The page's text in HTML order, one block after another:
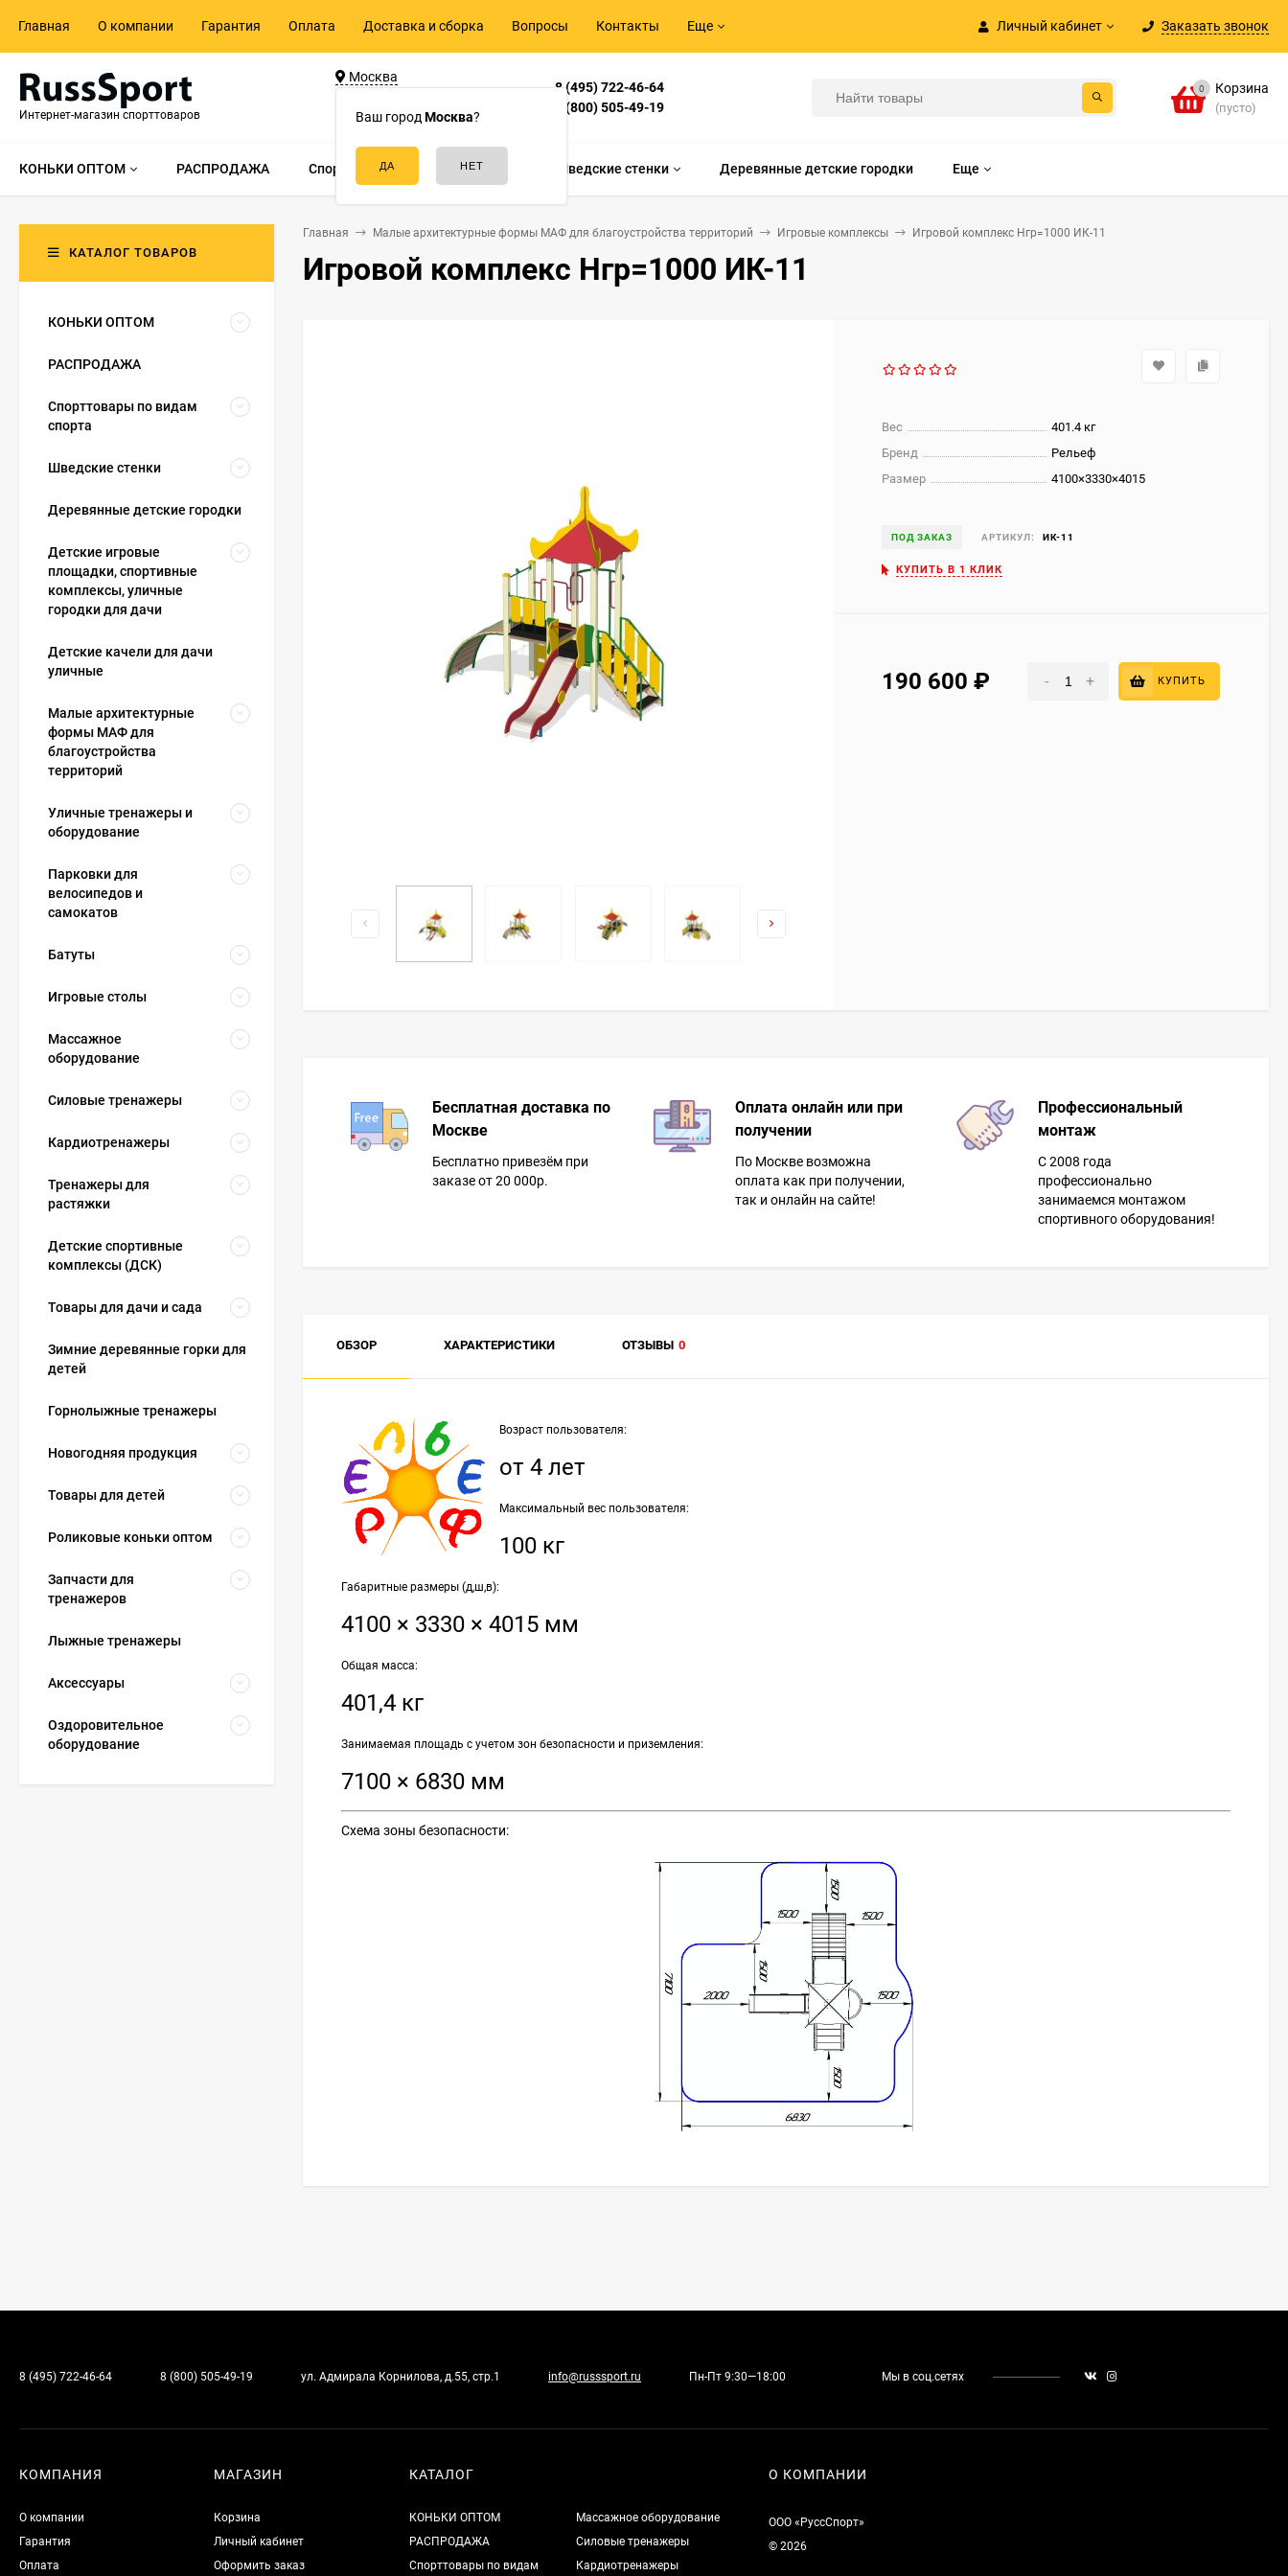
Личный кабинет Заказать звонок
Главная О компании Гарантия Оплата Доставка и сборка Вопросы Контакты Еще
Интернет-магазин спорттоваров
Москва
Ваш город Москва?
д.55, стр.1
8 (495) 722-46-64
8 (800) 505-49-19
0 Корзина
(пусто)
КОНЬКИ ОПТОМ РАСПРОДАЖА Спорттовары по видам спорта Шведские стенки Деревянные детские городки Еще
Главная Малые архитектурные формы МАФ для благоустройства территорий Игровые комплексы Игровой комплекс Нгр=1000 ИК-11
Игровой комплекс Нгр=1000 ИК-11
Вес
401.4 кг
Бренд
Рельеф
Размер
4100×3330×4015
ПОД ЗАКАЗ АРТИКУЛ: ИК-11
КУПИТЬ В 1 КЛИК
190 600 - + КУПИТЬ
Бесплатная доставка по
Москве
Бесплатно привезём при
заказе от 20 000р.
Оплата онлайн или при
получении
По Москве возможна
оплата как при получении,
так и онлайн на сайте!
Профессиональный
монтаж
С 2008 года
профессионально
занимаемся монтажом
спортивного оборудования!
ОБЗОР ХАРАКТЕРИСТИКИ ОТЗЫВЫ 0
Возраст пользователя:
от 4 лет
Максимальный вес пользователя:
100 кг
Габаритные размеры (д,ш,в):
4100 × 3330 × 4015 мм
Общая масса:
401,4 кг
Занимаемая площадь с учетом зон безопасности и приземления:
7100 × 6830 мм
Схема зоны безопасности:
КАТАЛОГ ТОВАРОВ
КОНЬКИ ОПТОМ
РАСПРОДАЖА
Спорттовары по видам
спорта
Шведские стенки
Деревянные детские городки
Детские игровые
площадки, спортивные
комплексы, уличные
городки для дачи
Детские качели для дачи
уличные
Малые архитектурные
формы МАФ для
благоустройства
территорий
Уличные тренажеры и
оборудование
Парковки для
велосипедов и
самокатов
Батуты
Игровые столы
Массажное
оборудование
Силовые тренажеры
Кардиотренажеры
Тренажеры для
растяжки
Детские спортивные
комплексы (ДСК)
Товары для дачи и сада
Зимние деревянные горки для
детей
Горнолыжные тренажеры
Новогодняя продукция
Товары для детей
Роликовые коньки оптом
Запчасти для
тренажеров
Лыжные тренажеры
Аксессуары
Оздоровительное
оборудование
8 (495) 722-46-64 8 (800) 505-49-19 ул. Адмирала Корнилова, д.55, стр.1 info@russsport.ru Пн-Пт 9:30—18:00 Мы в соц.сетях
КОМПАНИЯ
О компании
Гарантия
Оплата
МАГАЗИН
Корзина
Личный кабинет
Оформить заказ
КАТАЛОГ
КОНЬКИ ОПТОМ
РАСПРОДАЖА
Спорттовары по видам
Массажное оборудование
Силовые тренажеры
Кардиотренажеры
О КОМПАНИИ
ООО «РуссСпорт»
© 2026